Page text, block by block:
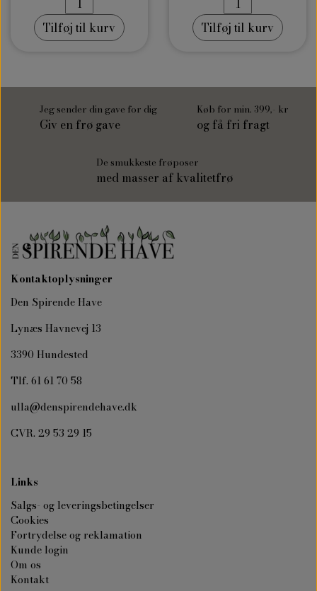
Tilføj til kurv Tilføj til kurv
Jeg sender din gave for dig
Giv en frø gave
Køb for min. 399,- kr
og få fri fragt
De smukkeste frøposer
med masser af kvalitetfrø
Kontaktoplysninger
Den Spirende Have
Lynæs Havnevej 13
3390 Hundested
Tlf. 61 61 70 58
ulla@denspirendehave.dk
CVR. 29 53 29 15
Links
Salgs- og leveringsbetingelser
Cookies
Fortrydelse og reklamation
Kunde login
Om os
Kontakt